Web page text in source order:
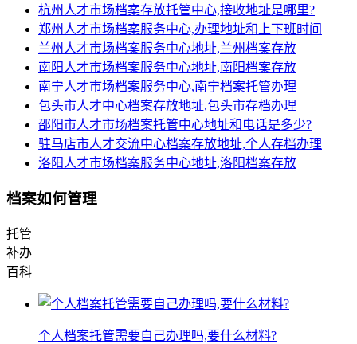
杭州人才市场档案存放托管中心,接收地址是哪里?
郑州人才市场档案服务中心,办理地址和上下班时间
兰州人才市场档案服务中心地址,兰州档案存放
南阳人才市场档案服务中心地址,南阳档案存放
南宁人才市场档案服务中心,南宁档案托管办理
包头市人才中心档案存放地址,包头市存档办理
邵阳市人才市场档案托管中心地址和电话是多少?
驻马店市人才交流中心档案存放地址,个人存档办理
洛阳人才市场档案服务中心地址,洛阳档案存放
档案如何管理
托管
补办
百科
个人档案托管需要自己办理吗,要什么材料?